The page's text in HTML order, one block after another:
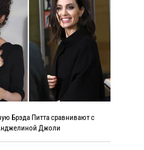
Брэда Питта сравнивают с
Джоли